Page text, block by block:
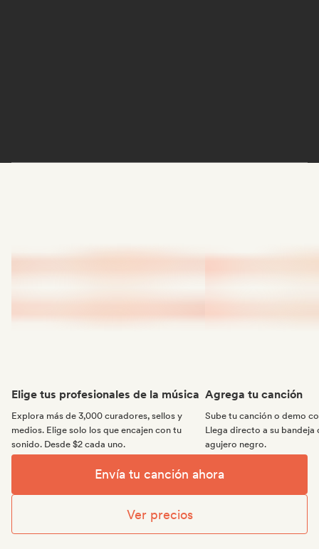
Elige tus profesionales de la música
Explora más de 3,000 curadores, sellos y
medios. Elige solo los que encajen con tu
sonido. Desde $2 cada uno.
Agrega tu canción
Sube tu canción o demo
Llega directo a su bandeja
agujero negro.
Envía tu canción ahora
Ver precios